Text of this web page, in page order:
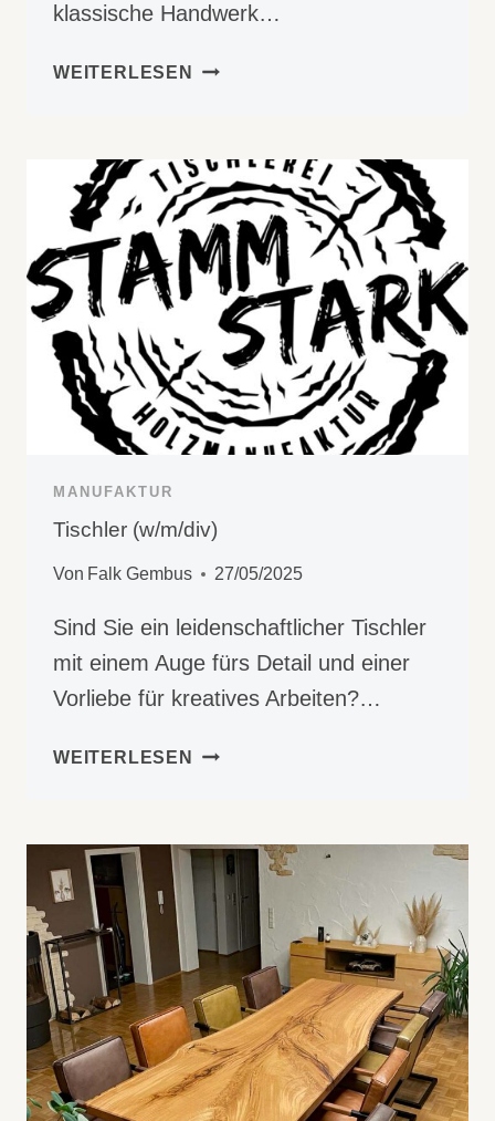
klassische Handwerk…
WEITERLESEN
STAMMSTARK
MANUFAKTUR
Tischler (w/m/div)
Von Falk Gembus 27/05/2025
Sind Sie ein leidenschaftlicher Tischler
mit einem Auge fürs Detail und einer
Vorliebe für kreatives Arbeiten?…
WEITERLESEN
TISCHLER